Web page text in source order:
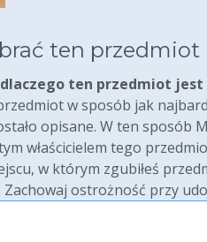
ten przedmiot
dlaczego ten przedmiot
w sposób jak
opisane. W ten sposób
właścicielem tego
w którym zgubiłeś
ostrożność przy